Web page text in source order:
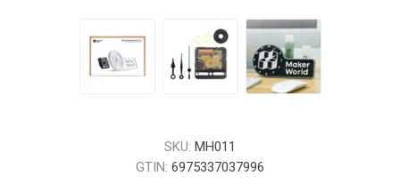
SKU: MH011
GTIN: 6975337037996